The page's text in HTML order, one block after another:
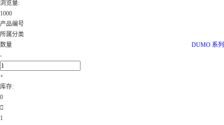
浏览量:
1000
产品编号
所属分类
DUMO 系列
数量
-
+
库存:
0

1